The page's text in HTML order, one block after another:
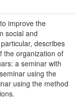
improve the
social and
describes
the organization of
a seminar with
using the
using the method